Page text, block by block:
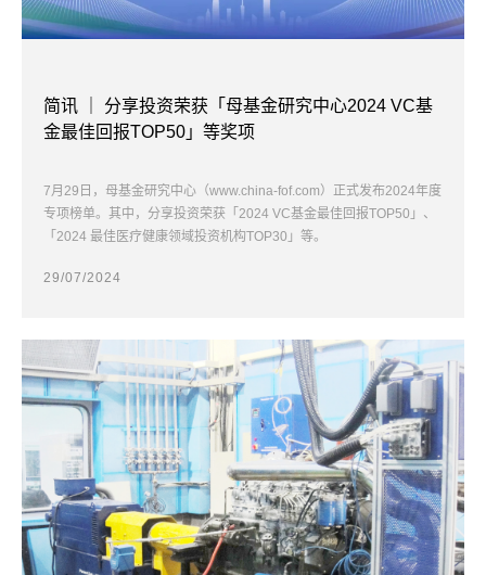
简讯 ｜ 分享投资荣获「母基金研究中心2024 VC基
金最佳回报TOP50」等奖项
7月29日，母基金研究中心（www.china-fof.com）正式发布2024年度
专项榜单。其中，分享投资荣获「2024 VC基金最佳回报TOP50」、
「2024 最佳医疗健康领域投资机构TOP30」等。
29/07/2024